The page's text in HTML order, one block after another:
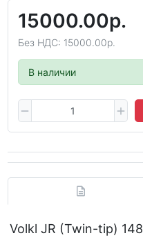
15000.00р.
Без НДС: 15000.00р.
В наличии
Volkl JR (Twin-tip) 148